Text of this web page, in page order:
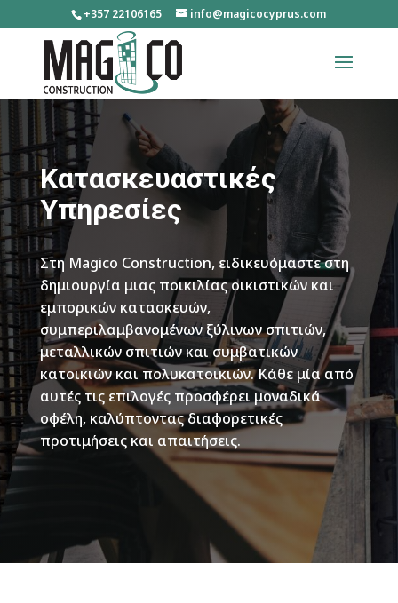
+357 22106165 info@magicocyprus.com
Κατασκευαστικές
Υπηρεσίες
Στη Magico Construction, ειδικευόμαστε στη
δημιουργία μιας ποικιλίας οικιστικών και
εμπορικών κατασκευών,
συμπεριλαμβανομένων ξύλινων σπιτιών,
μεταλλικών σπιτιών και συμβατικών
κατοικιών και πολυκατοικιών. Κάθε μία από
αυτές τις επιλογές προσφέρει μοναδικά
οφέλη, καλύπτοντας διαφορετικές
προτιμήσεις και απαιτήσεις.